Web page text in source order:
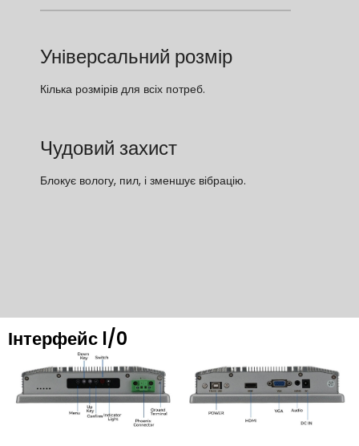
Універсальний розмір
Кілька розмірів для всіх потреб.
Чудовий захист
Блокує вологу, пил, і зменшує вібрацію.
Інтерфейс l/0